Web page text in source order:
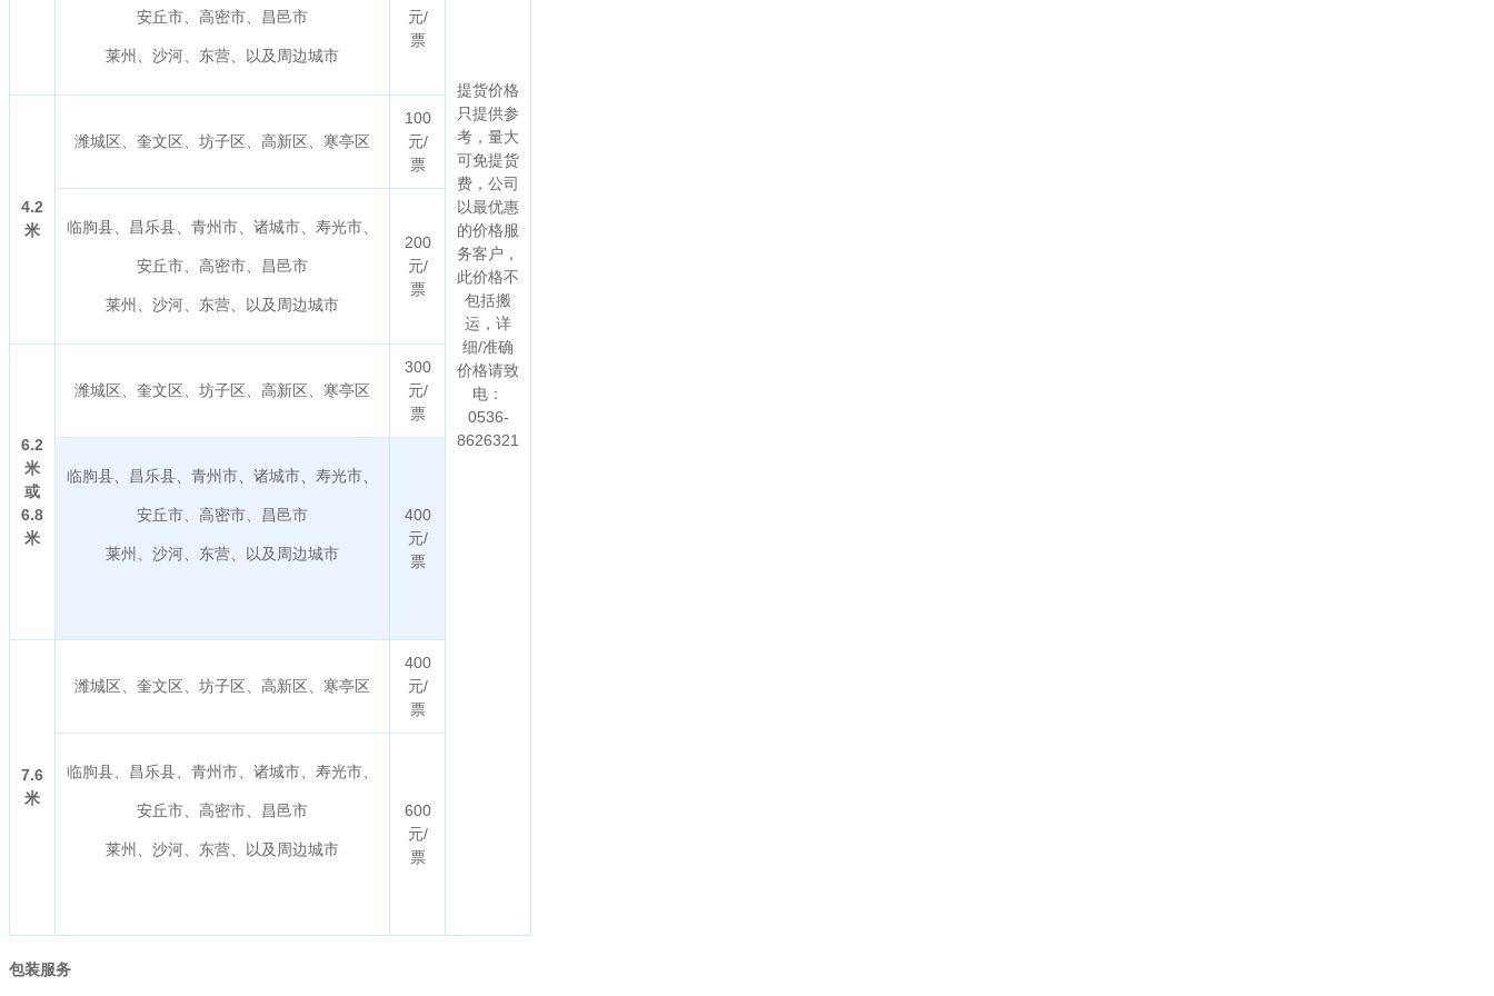
提货价格
只提供参
考，量大
可免提货
费，公司
以最优惠
的价格服
务客户，
此价格不
包括搬
运，详
细/准确
价格请致
电：
0536-
8626321
安丘市、高密市、昌邑市
莱州、沙河、东营、以及周边城市
元/
票
4.2
米
潍城区、奎文区、坊子区、高新区、寒亭区
100
元/
票
临朐县、昌乐县、青州市、诸城市、寿光市、
安丘市、高密市、昌邑市
莱州、沙河、东营、以及周边城市
200
元/
票
6.2
米
或
6.8
米
潍城区、奎文区、坊子区、高新区、寒亭区
300
元/
票
临朐县、昌乐县、青州市、诸城市、寿光市、
安丘市、高密市、昌邑市
莱州、沙河、东营、以及周边城市
400
元/
票
7.6
米
潍城区、奎文区、坊子区、高新区、寒亭区
400
元/
票
临朐县、昌乐县、青州市、诸城市、寿光市、
安丘市、高密市、昌邑市
莱州、沙河、东营、以及周边城市
600
元/
票
包装服务